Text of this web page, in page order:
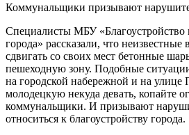
Коммунальщики призывают
Специалисты МБУ «Благоустройство
города» рассказали, что
сдвигать со своих мест бетонные
пешеходную зону. Подобные
на городской набережной и на
молодецкую некуда девать, копайте
коммунальщики. И призывают
относиться к благоустройству города.